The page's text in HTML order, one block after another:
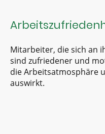
Mitarbeiter, die sich an
sind zufriedener und
die Arbeitsatmosphäre
auswirkt.